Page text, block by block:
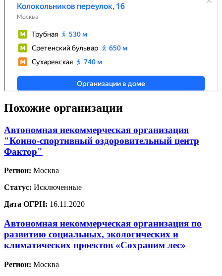
Похожие организации
Автономная некоммерческая организация
"Конно-спортивный оздоровительный центр
Фактор"
Регион: Москва
Статус: Исключенные
Дата ОГРН: 16.11.2020
Автономная некоммерческая организация по
развитию социальных, экологических и
климатических проектов «Сохраним лес»
Регион: Москва